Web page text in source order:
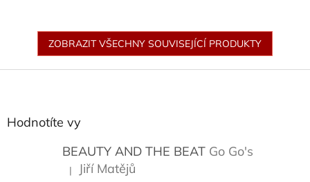
ZOBRAZIT VŠECHNY SOUVISEJÍCÍ PRODUKTY
Hodnotíte vy
BEAUTY AND THE BEAT Go Go's
Hodnocení produktu je 5 z 5 hvězdiček.
| Jiří Matějů